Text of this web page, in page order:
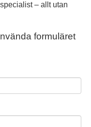
– allt utan
formuläret